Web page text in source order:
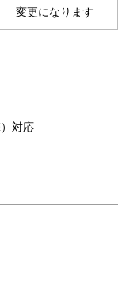
変更になります
対応